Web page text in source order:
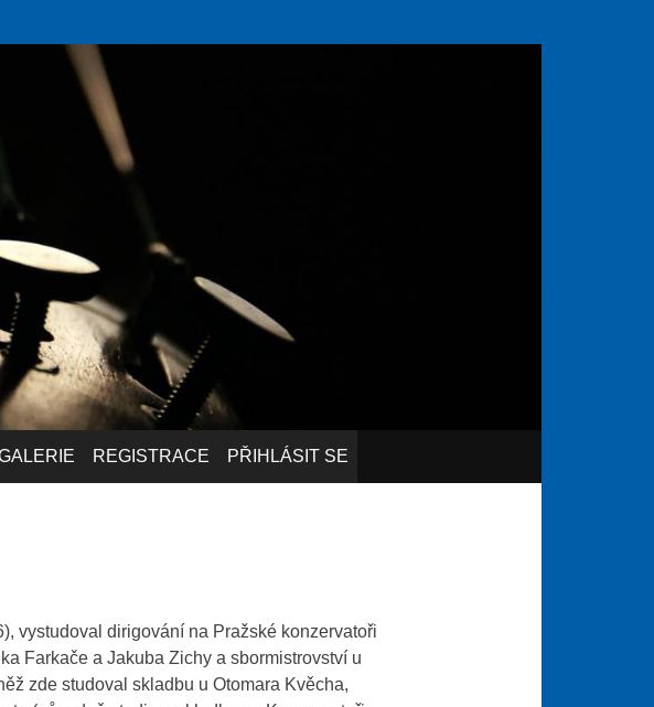
REGISTRACE PŘIHLÁSIT SE
vystudoval dirigování na Pražské konzervatoři
Farkače a Jakuba Zichy a sbormistrovství u
zde studoval skladbu u Otomara Kvěcha,